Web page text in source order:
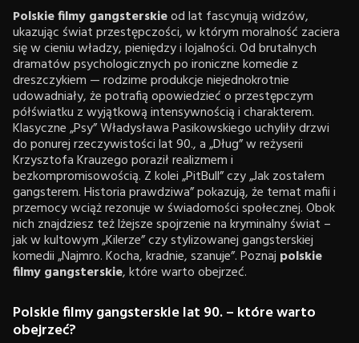
Polskie filmy gangsterskieod lat fascynują widzów,
ukazując świat przestępczości, w którym moralność zaciera
się w cieniu władzy, pieniędzy i lojalności. Od brutalnych
dramatów psychologicznych po ironiczne komedie z
dreszczykiem — rodzime produkcje niejednokrotnie
udowadniały, że potrafią opowiedzieć o przestępczym
półświatku z wyjątkową intensywnością i charakterem.
Klasyczne „Psy” Władysława Pasikowskiego uchyliły drzwi
do ponurej rzeczywistości lat 90., a „Dług” w reżyserii
Krzysztofa Krauzego poraził realizmem i
bezkompromisowością. Z kolei „PitBull” czy „Jak zostałem
gangsterem. Historia prawdziwa” pokazują, że temat mafii i
przemocy wciąż rezonuje w świadomości społecznej. Obok
nich znajdziesz też lżejsze spojrzenie na kryminalny świat –
jak w kultowym „Kilerze” czy stylizowanej gangsterskiej
komedii „Najmro. Kocha, kradnie, szanuje”. Poznaj polskie
filmy gangsterskie, które warto obejrzeć.
Polskie filmy gangsterskie lat 90. – które warto
obejrzeć?